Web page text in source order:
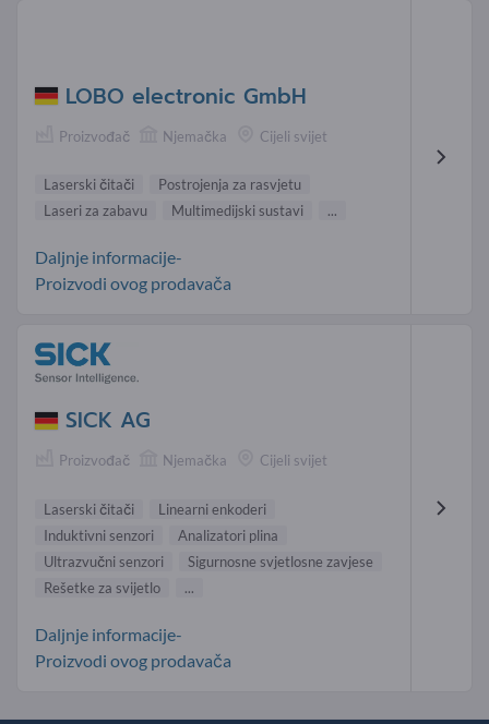
LOBO electronic GmbH
Proizvođač Njemačka Cijeli svijet
Laserski čitači
Postrojenja za rasvjetu
Laseri za zabavu
Multimedijski sustavi ...
Daljnje informacije-
Proizvodi ovog prodavača
SICK AG
Proizvođač Njemačka Cijeli svijet
Laserski čitači
Linearni enkoderi
Induktivni senzori
Analizatori plina
Ultrazvučni senzori
Sigurnosne svjetlosne zavjese
Rešetke za svijetlo
...
Daljnje informacije-
Proizvodi ovog prodavača